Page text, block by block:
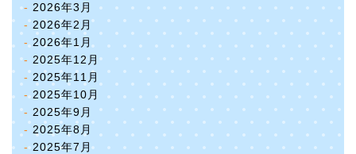
2026年3月
2026年2月
2026年1月
2025年12月
2025年11月
2025年10月
2025年9月
2025年8月
2025年7月